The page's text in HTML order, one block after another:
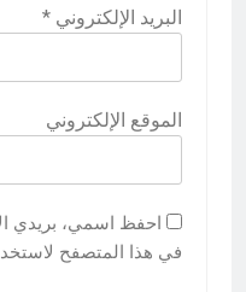
البريد الإلكتروني *
الموقع الإلكتروني
احفظ اسمي، بريدي
في هذا المتصفح